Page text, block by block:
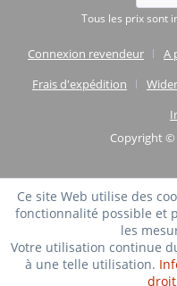
Tous les prix sont
Connexion revendeur A
Frais d'expédition
Copyright ©
Ce site Web utilise des
fonctionnalité possible et
les
Votre utilisation continue
à une telle utilisation.